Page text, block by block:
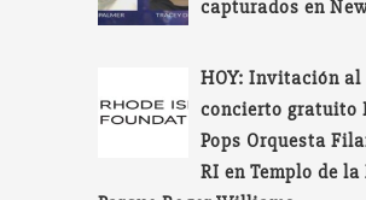
capturados en
HOY: Invitación al
concierto gratuito
Pops Orquesta
RI en Templo de